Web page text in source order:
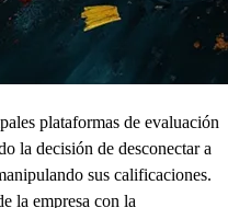
plataformas de evaluación
la decisión de desconectar a
sus calificaciones.
la empresa con la